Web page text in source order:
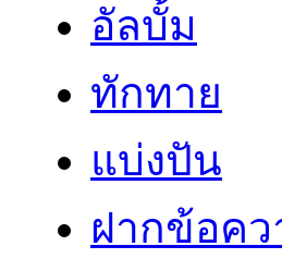
อัลบั้ม
ทักทาย
แบ่งปัน
ฝากข้อคว